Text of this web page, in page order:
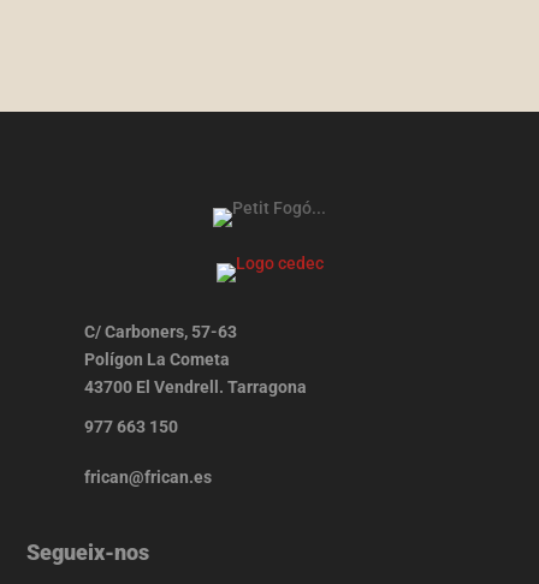
C/ Carboners, 57-63
Polígon La Cometa
43700 El Vendrell. Tarragona
977 663 150
frican@frican.es
Segueix-nos